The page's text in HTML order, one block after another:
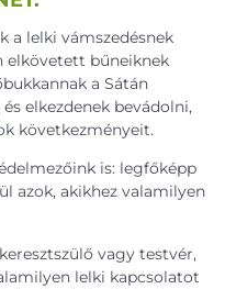
a lelki vámszedésnek
elkövetett bűneiknek
a Sátán
elkezdenek bevádolni,
következményeit.
is: legfőképp
azok, akikhez valamilyen
vagy testvér,
lelki kapcsolatot